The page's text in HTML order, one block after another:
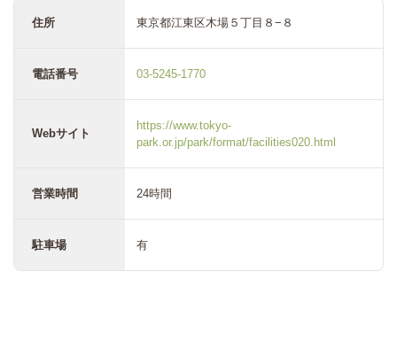
住所 東京都江東区木場５丁目８−８
電話番号 03-5245-1770
Webサイト
https://www.tokyo-
park.or.jp/park/format/facilities020.html
営業時間 24時間
駐車場 有